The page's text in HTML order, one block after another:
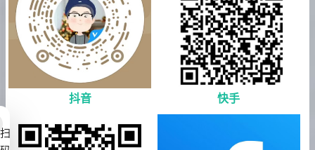
抖音 快手
扫